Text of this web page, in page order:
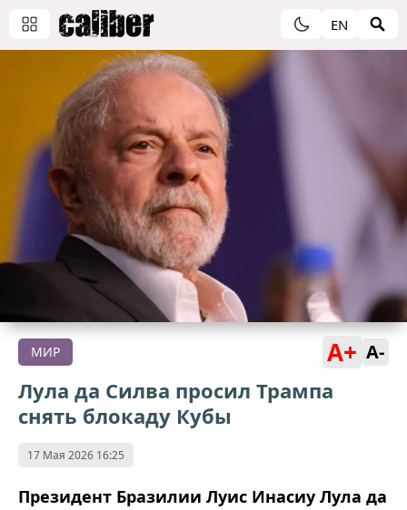
EN
МИР A+ A-
Лула да Силва просил Трампа
снять блокаду Кубы
17 Мая 2026 16:25
Президент Бразилии Луис Инасиу Лула да